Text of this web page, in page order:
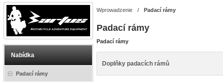
Nabídka
Padací rámy
Wprowadzenie / Padací rámy
Padací rámy
Padací rámy
Doplňky padacích rámů